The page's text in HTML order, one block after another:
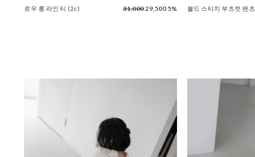
로우 롱 라인 티 (2c) 31,00029,500 5% 볼드 스티치 부츠컷 팬츠